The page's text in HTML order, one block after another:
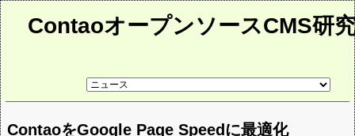
ContaoオープンソースCMS研
リ
ペ
ContaoをGoogle Page Speedに最適化